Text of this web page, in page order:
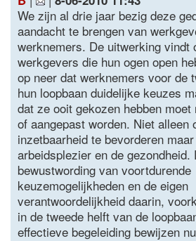
We zijn al drie jaar bezig deze
aandacht te brengen van
werknemers. De uitwerking vindt
werkgevers die hun ogen open
op neer dat werknemers voor de
hun loopbaan duidelijke keuzes
dat ze ooit gekozen hebben
of aangepast worden. Niet alleen
inzetbaarheid te bevorderen
arbeidsplezier en de gezondheid.
bewustwording van voortdurende
keuzemogelijkheden en de eigen
verantwoordelijkheid daarin,
in de tweede helft van de
effectieve begeleiding bewijzen